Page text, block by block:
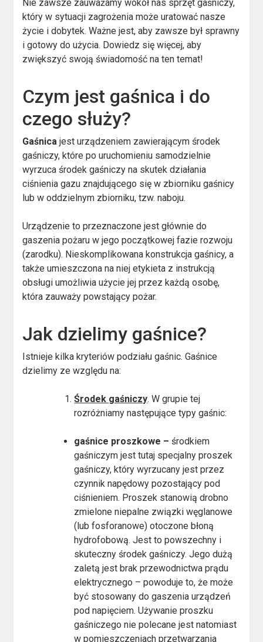
Nie zawsze zauważamy wokół nas sprzęt gaśniczy,
który w sytuacji zagrożenia może uratować nasze
życie i dobytek. Ważne jest, aby zawsze był sprawny
i gotowy do użycia. Dowiedz się więcej, aby
zwiększyć swoją świadomość na ten temat!
Czym jest gaśnica i do
czego służy?
Gaśnica jest urządzeniem zawierającym środek
gaśniczy, które po uruchomieniu samodzielnie
wyrzuca środek gaśniczy na skutek działania
ciśnienia gazu znajdującego się w zbiorniku gaśnicy
lub w oddzielnym zbiorniku, tzw. naboju.
Urządzenie to przeznaczone jest głównie do
gaszenia pożaru w jego początkowej fazie rozwoju
(zarodku). Nieskomplikowana konstrukcja gaśnicy, a
także umieszczona na niej etykieta z instrukcją
obsługi umożliwia użycie jej przez każdą osobę,
która zauważy powstający pożar.
Jak dzielimy gaśnice?
Istnieje kilka kryteriów podziału gaśnic. Gaśnice
dzielimy ze względu na:
Środek gaśniczy. W grupie tej
rozróżniamy następujące typy gaśnic:
gaśnice proszkowe –środkiem
gaśniczym jest tutaj specjalny proszek
gaśniczy, który wyrzucany jest przez
czynnik napędowy pozostający pod
ciśnieniem. Proszek stanowią drobno
zmielone niepalne związki węglanowe
(lub fosforanowe) otoczone błoną
hydrofobową. Jest to powszechny i
skuteczny środek gaśniczy. Jego dużą
zaletą jest brak przewodnictwa prądu
elektrycznego – powoduje to, że może
być stosowany do gaszenia urządzeń
pod napięciem. Używanie proszku
gaśniczego nie polecane jest natomiast
w pomieszczeniach przetwarzania